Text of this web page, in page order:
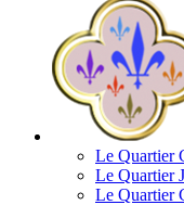
Le Quartier
Le Quartier
Le Quartier